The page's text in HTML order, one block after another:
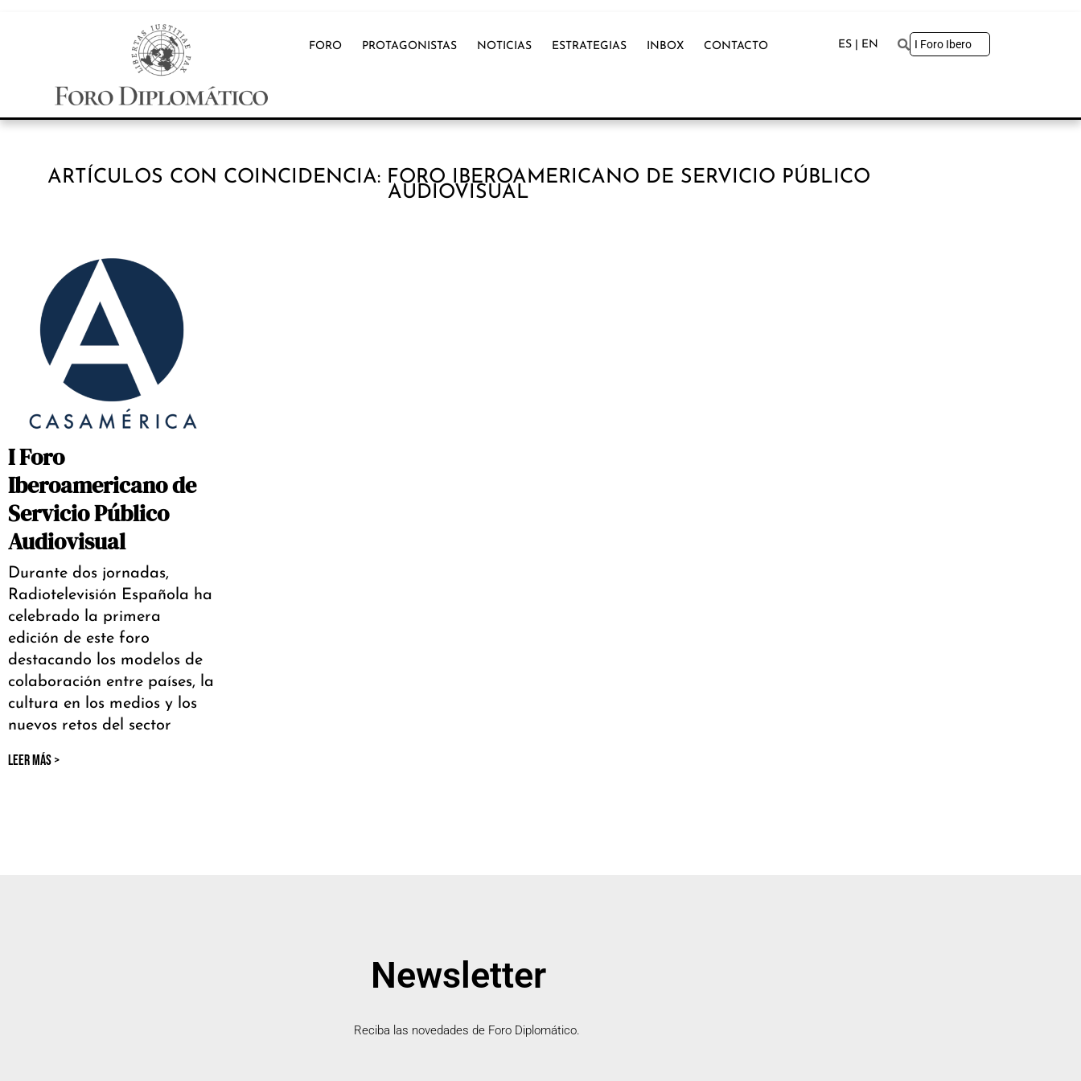
FORO PROTAGONISTAS NOTICIAS ESTRATEGIAS INBOX CONTACTO ES | EN
ARTÍCULOS CON COINCIDENCIA: FORO IBEROAMERICANO DE SERVICIO PÚBLICO
AUDIOVISUAL
I Foro
Iberoamericano de
Servicio Público
Audiovisual
Durante dos jornadas,
Radiotelevisión Española ha
celebrado la primera
edición de este foro
destacando los modelos de
colaboración entre países, la
cultura en los medios y los
nuevos retos del sector
LEER MÁS >
Newsletter
Reciba las novedades de Foro Diplomático.